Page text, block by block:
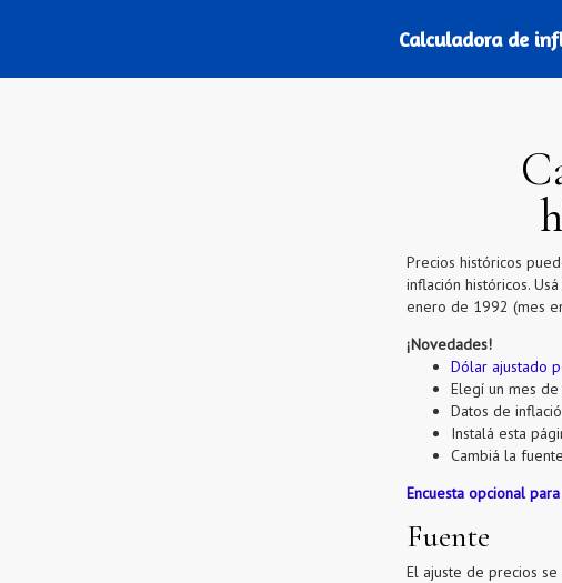
Calculadora de
Precios históricos
inflación históricos.
enero de 1992 (mes
¡Novedades!
Dólar ajustado
Elegí un mes
Datos de
Instalá esta
Cambiá la
Encuesta opcional
Fuente
El ajuste de precios